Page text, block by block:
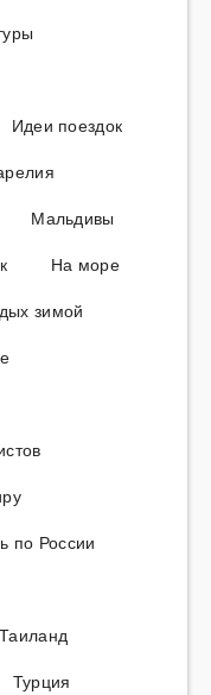
Идеи поездок
Мальдивы
На море
зимой
по России
Таиланд
Турция